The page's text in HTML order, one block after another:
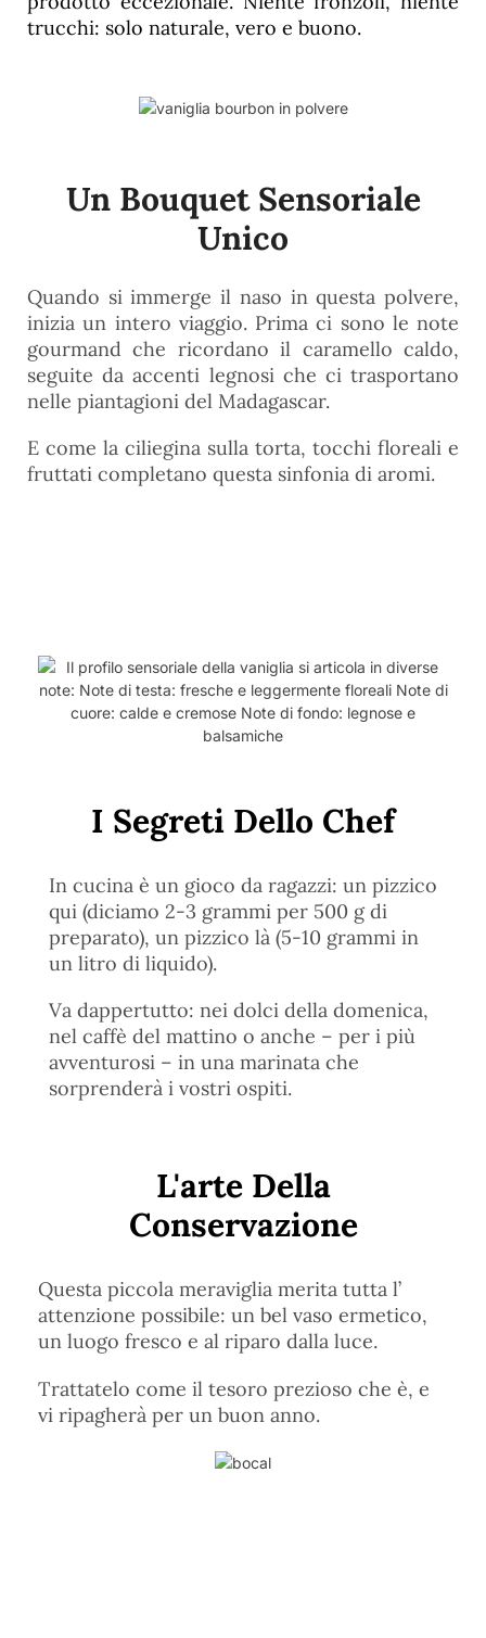
trucchi: solo naturale, vero e buono.
Un Bouquet Sensoriale
Unico
Quando si immerge il naso in questa polvere,
inizia un intero viaggio. Prima ci sono le note
gourmand che ricordano il caramello caldo,
seguite da accenti legnosi che ci trasportano
nelle piantagioni del Madagascar.
E come la ciliegina sulla torta, tocchi floreali e
fruttati completano questa sinfonia di aromi.
I Segreti Dello Chef
In cucina è un gioco da ragazzi: un pizzico
qui (diciamo 2-3 grammi per 500 g di
preparato), un pizzico là (5-10 grammi in
un litro di liquido).
Va dappertutto: nei dolci della domenica,
nel caffè del mattino o anche – per i più
avventurosi – in una marinata che
sorprenderà i vostri ospiti.
L'arte Della
Conservazione
Questa piccola meraviglia merita tutta l’
attenzione possibile: un bel vaso ermetico,
un luogo fresco e al riparo dalla luce.
Trattatelo come il tesoro prezioso che è, e
vi ripagherà per un buon anno.